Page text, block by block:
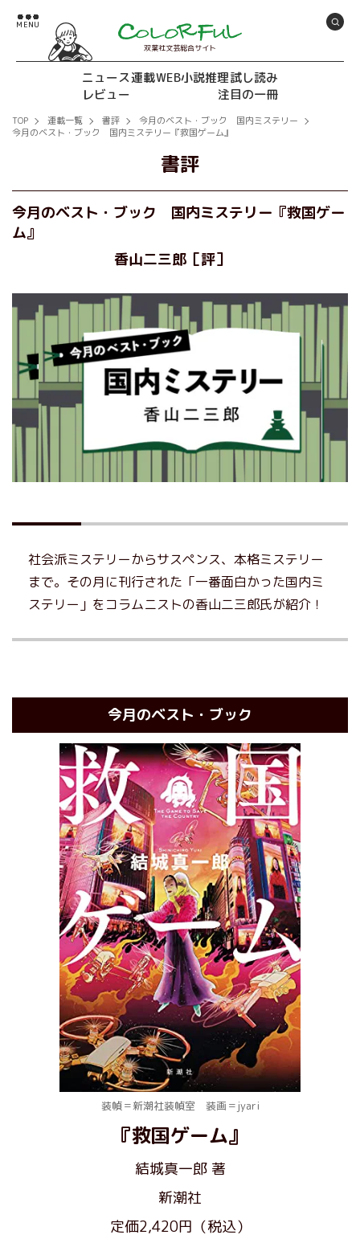
双葉社文芸総合サイト
ニュース連載WEB小説推理試し読み
レビュー
注目の一冊
TOP 連載一覧 書評
今月のベスト・ブック 国内ミステリー
今月のベスト・ブック 国内ミステリー『救国ゲーム』
書評
今月のベスト・ブック 国内ミステリー『救国ゲー
ム』
香山二三郎［評］
社会派ミステリーからサスペンス、本格ミステリー
まで。その月に刊行された「一番面白かった国内ミ
ステリー」をコラムニストの香山二三郎氏が紹介！
今月のベスト・ブック
装幀＝新潮社装幀室 装画＝jyari
『救国ゲーム』
結城真一郎 著
新潮社
定価2,420円（税込）